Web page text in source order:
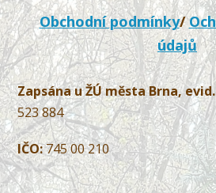
Obchodní podmínky/
údajů
Zapsána u ŽÚ města Brna,
523 884
IČO:745 00 210